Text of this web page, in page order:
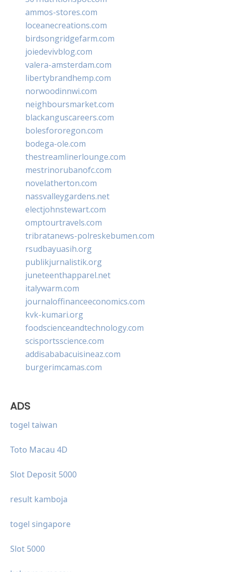
ammos-stores.com
loceanecreations.com
birdsongridgefarm.com
joiedevivblog.com
valera-amsterdam.com
libertybrandhemp.com
norwoodinnwi.com
neighboursmarket.com
blackanguscareers.com
bolesfororegon.com
bodega-ole.com
thestreamlinerlounge.com
mestrinorubanofc.com
novelatherton.com
nassvalleygardens.net
electjohnstewart.com
omptourtravels.com
tribratanews-polreskebumen.com
rsudbayuasih.org
publikjurnalistik.org
juneteenthapparel.net
italywarm.com
journaloffinanceeconomics.com
kvk-kumari.org
foodscienceandtechnology.com
scisportsscience.com
addisababacuisineaz.com
burgerimcamas.com
ADS
togel taiwan
Toto Macau 4D
Slot Deposit 5000
result kamboja
togel singapore
Slot 5000